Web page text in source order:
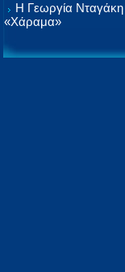
Η Γεωργία
«Χάραμα»